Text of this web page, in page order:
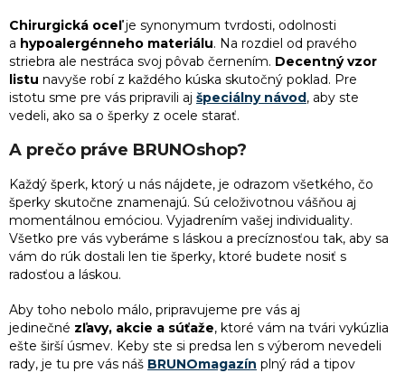
Darček k Valentínu pre ženu 5
Vtipný darček k 50. narodeninám pre ženu 5
Darčeky pre družičky 5
Lacný darček pre kamarátku
Darček pre dospelú dcéru
Darček k odchodu na materskú 5
v
ý
p
i
s
u
Chirurgická oceľje synonymum tvrdosti, odolnosti
a hypoalergénneho materiálu. Na rozdiel od pravého
striebra ale nestráca svoj pôvab černením. Decentný vzor
listu navyše robí z každého kúska skutočný poklad. Pre
istotu sme pre vás pripravili aj špeciálny návod, aby ste
vedeli, ako sa o šperky z ocele starať.
A prečo práve BRUNOshop?
Každý šperk, ktorý u nás nájdete, je odrazom všetkého, čo
šperky skutočne znamenajú. Sú celoživotnou vášňou aj
momentálnou emóciou. Vyjadrením vašej individuality.
Všetko pre vás vyberáme s láskou a precíznosťou tak, aby sa
vám do rúk dostali len tie šperky, ktoré budete nosiť s
radosťou a láskou.
Aby toho nebolo málo, pripravujeme pre vás aj
jedinečné zľavy, akcie a súťaže, ktoré vám na tvári vykúzlia
ešte širší úsmev. Keby ste si predsa len s výberom nevedeli
rady, je tu pre vás náš BRUNOmagazín plný rád a tipov